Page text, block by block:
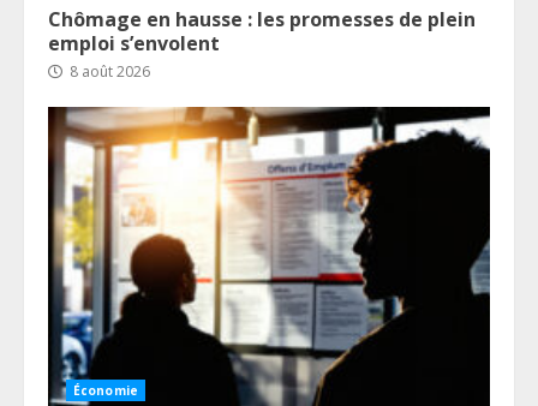
Chômage en hausse : les promesses de plein
emploi s’envolent
8 août 2026
Économie